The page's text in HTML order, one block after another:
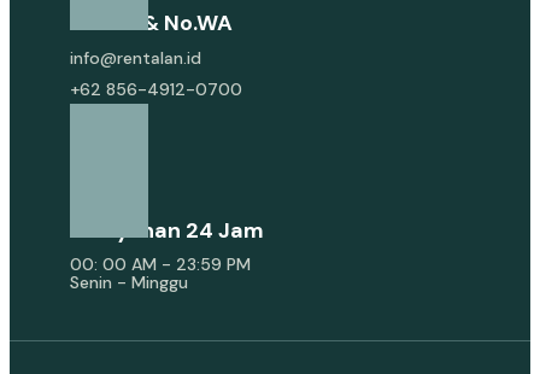
E-Mail & No.WA
info@rentalan.id
+62 856-4912-0700
Pelayanan 24 Jam
00: 00 AM - 23:59 PM
Senin - Minggu